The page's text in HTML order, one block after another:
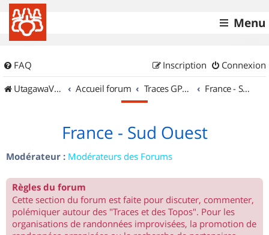
Menu
FAQ Connexion
Inscription
UtagawaVTT (Randos VTT et VTTAE avec traces GPS)
Accueil forum Traces GPS de randos VTT France - Sud Ouest
France - Sud Ouest
Modérateur : Modérateurs des Forums
Règles du forum
Cette section du forum est faite pour discuter, commenter,
polémiquer autour des "Traces et des Topos". Pour les
organisations de randonnées improvisées, la promotion de